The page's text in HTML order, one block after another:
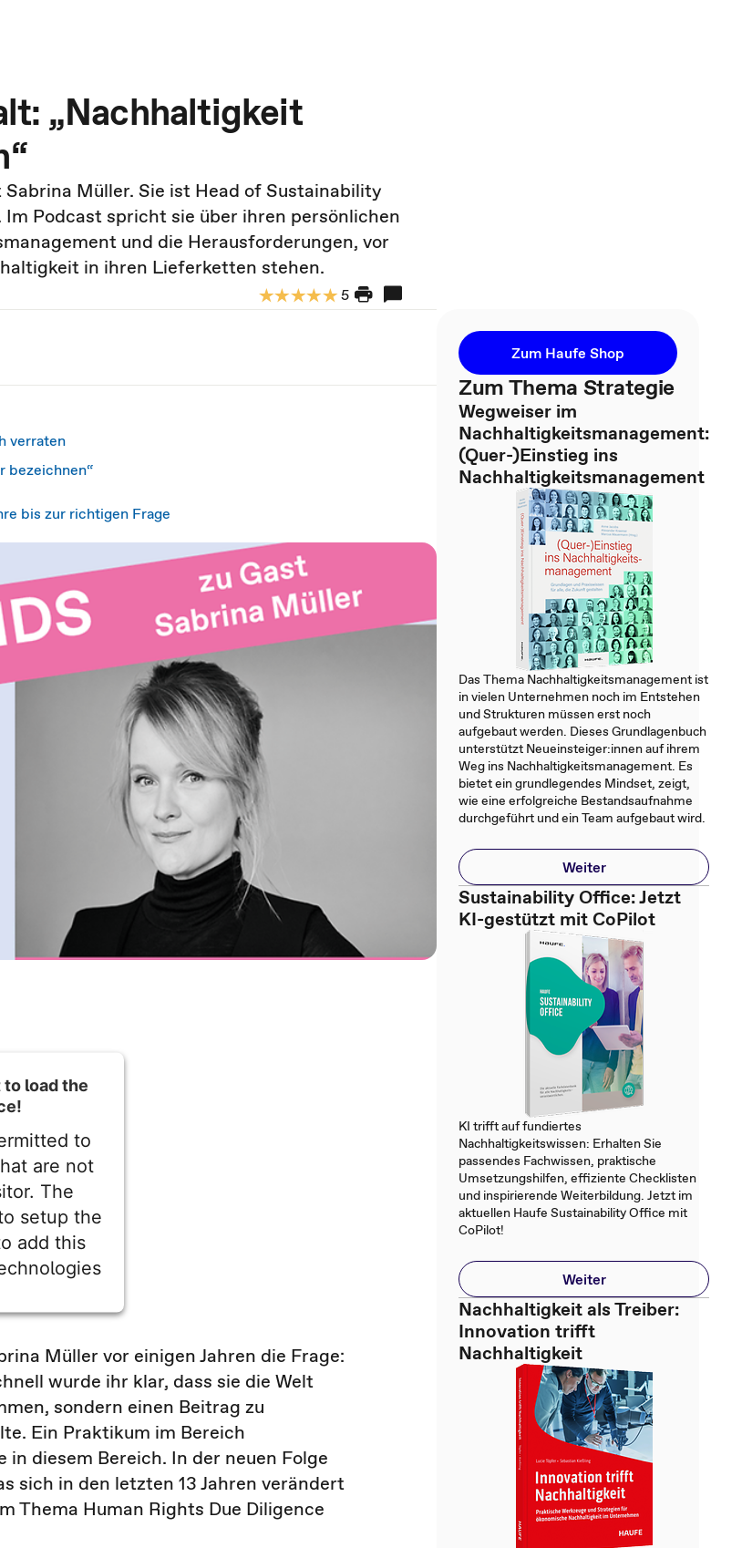
„Nachhaltigkeit
Müller. Sie ist Head of Sustainability
Podcast spricht sie über ihren persönlichen
und die Herausforderungen, vor
in ihren Lieferketten stehen.
5
verraten
bezeichnen“
bis zur richtigen Frage
load the
to
are not
The
setup the
add this
Müller vor einigen Jahren die Frage:
wurde ihr klar, dass sie die Welt
sondern einen Beitrag zu
Ein Praktikum im Bereich
diesem Bereich. In der neuen Folge
sich in den letzten 13 Jahren verändert
Thema Human Rights Due Diligence
Zum Haufe Shop
Zum Thema Strategie
Wegweiser im
Nachhaltigkeitsmanagement:
(Quer-)Einstieg ins
Nachhaltigkeitsmanagement
Das Thema Nachhaltigkeitsmanagement ist
in vielen Unternehmen noch im Entstehen
und Strukturen müssen erst noch
aufgebaut werden. Dieses Grundlagenbuch
unterstützt Neueinsteiger:innen auf ihrem
Weg ins Nachhaltigkeitsmanagement. Es
bietet ein grundlegendes Mindset, zeigt,
wie eine erfolgreiche Bestandsaufnahme
durchgeführt und ein Team aufgebaut wird.
Weiter
Sustainability Office: Jetzt
KI-gestützt mit CoPilot
KI trifft auf fundiertes
Nachhaltigkeitswissen: Erhalten Sie
passendes Fachwissen, praktische
Umsetzungshilfen, effiziente Checklisten
und inspirierende Weiterbildung. Jetzt im
aktuellen Haufe Sustainability Office mit
CoPilot!
Weiter
Nachhaltigkeit als Treiber:
Innovation trifft
Nachhaltigkeit